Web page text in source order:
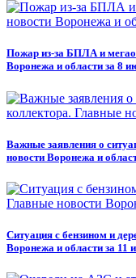
Пожар из-за БПЛА и
Воронежа и области за 8
Важные заявления о
новости Воронежа и
Ситуация с бензином и
Воронежа и области за 11